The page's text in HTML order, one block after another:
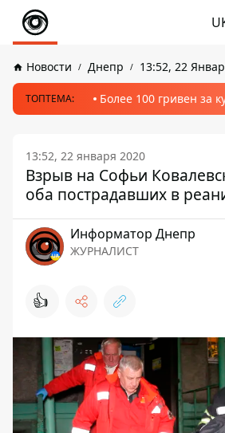
Новости Днепр 13:52, 22
ТОПТЕМА: Более 100 гривен за
13:52, 22 января 2020
Взрыв на Софьи
оба пострадавших в
Информатор Днепр
ЖУРНАЛИСТ
👍